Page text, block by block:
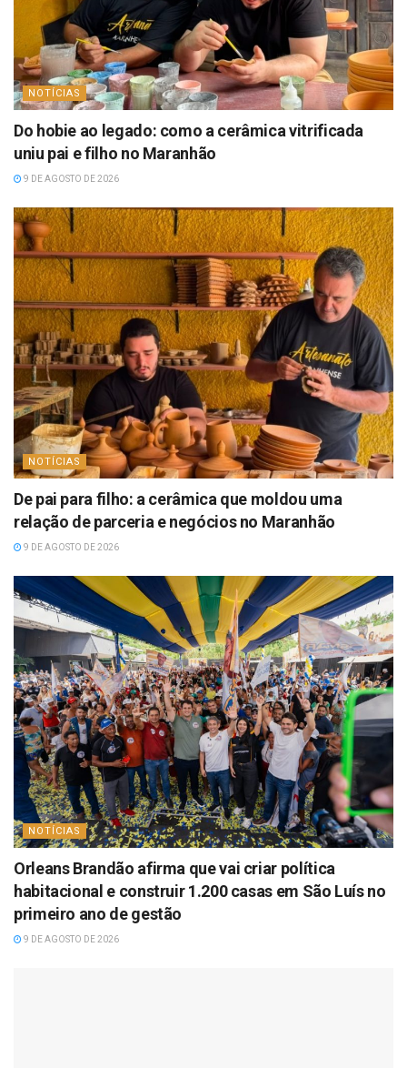
NOTÍCIAS
Do hobie ao legado: como a cerâmica vitrificada
uniu pai e filho no Maranhão
9 DE AGOSTO DE 2026
NOTÍCIAS
De pai para filho: a cerâmica que moldou uma
relação de parceria e negócios no Maranhão
9 DE AGOSTO DE 2026
NOTÍCIAS
Orleans Brandão afirma que vai criar política
habitacional e construir 1.200 casas em São Luís no
primeiro ano de gestão
9 DE AGOSTO DE 2026